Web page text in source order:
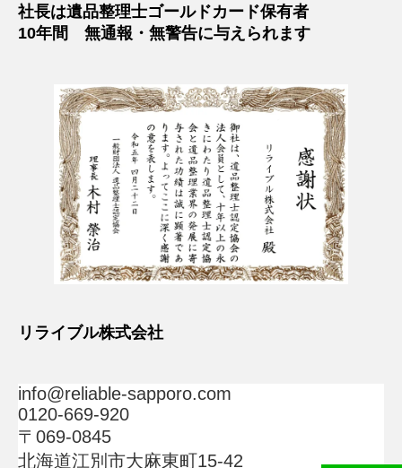
社長は遺品整理士ゴールドカード保有者
10年間 無通報・無警告に与えられます
リライブル株式会社
info@reliable-sapporo.com
0120-669-920
〒069-0845
北海道江別市大麻東町15-42